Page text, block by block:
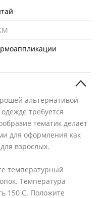
альтернативой
требуется
тематик делает
для оформления как
взрослых.
температурный
Температура
150 С. Положите